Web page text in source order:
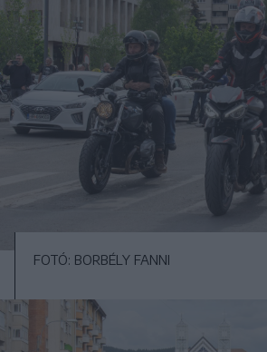
FOTÓ: BORBÉLY FANNI